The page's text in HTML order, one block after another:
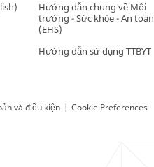
Hướng dẫn chung về Môi
trường - Sức khỏe - An toàn
(EHS)
Hướng dẫn sử dụng TTBYT
và điều kiện | Cookie Preferences